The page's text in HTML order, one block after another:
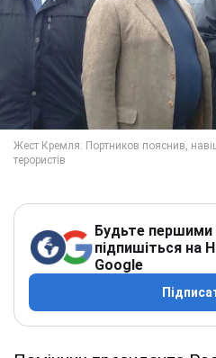
Будьте першими
підпишіться на
Google